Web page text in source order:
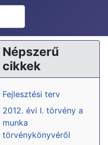
Népszerű
cikkek
Fejlesztési terv
2012. évi I. törvény a
munka
törvénykönyvéről